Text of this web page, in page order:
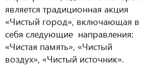
является традиционная акция
«Чистый город», включающая в
себя следующие направления:
«Чистая память», «Чистый
воздух», «Чистый источник».